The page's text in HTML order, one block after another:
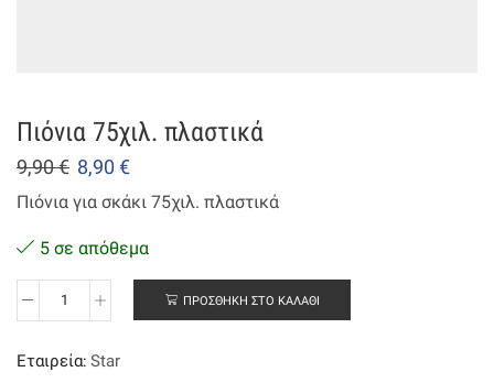
Πιόνια 75χιλ. πλαστικά
9,90€ 8,90 €
Πιόνια για σκάκι 75χιλ. πλαστικά
5 σε απόθεμα
Πιόνια
ποσότητα
ΠΡΟΣΘΉΚΗ ΣΤΟ ΚΑΛΆΘΙ
Εταιρεία: Star